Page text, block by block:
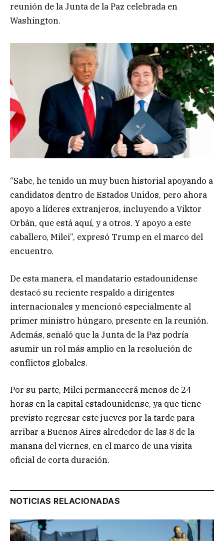
reunión de la Junta de la Paz celebrada en
Washington.
“Sabe, he tenido un muy buen historial apoyando a
candidatos dentro de Estados Unidos, pero ahora
apoyo a líderes extranjeros, incluyendo a Viktor
Orbán, que está aquí, y a otros. Y apoyo a este
caballero, Milei”, expresó Trump en el marco del
encuentro.
De esta manera, el mandatario estadounidense
destacó su reciente respaldo a dirigentes
internacionales y mencionó especialmente al
primer ministro húngaro, presente en la reunión.
Además, señaló que la Junta de la Paz podría
asumir un rol más amplio en la resolución de
conflictos globales.
Por su parte, Milei permanecerá menos de 24
horas en la capital estadounidense, ya que tiene
previsto regresar este jueves por la tarde para
arribar a Buenos Aires alrededor de las 8 de la
mañana del viernes, en el marco de una visita
oficial de corta duración.
NOTICIAS RELACIONADAS